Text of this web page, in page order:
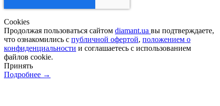
Сookies
Продолжая пользоваться сайтом diamant.ua вы подтверждаете,
что ознакомились с публичной офертой, положением о
конфиденциальности и соглашаетесь с использованием
файлов cookie.
Принять
Подробнее →